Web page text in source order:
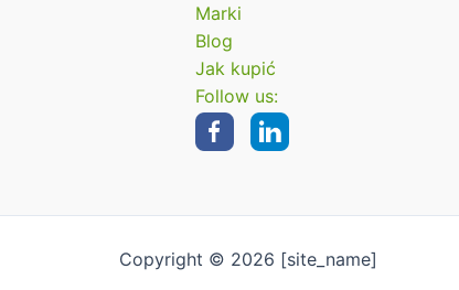
Marki
Blog
Jak kupić
Follow us:
Copyright © 2026 [site_name]